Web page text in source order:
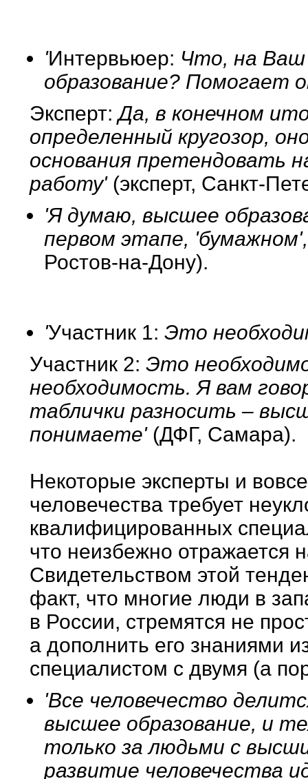
'Интервьюер: Что, на Ваш
образование? Помогает
Эксперт: Да, в конечном
определенный кругозор,
основания претендовать
работу' (эксперт, Санкт-
'Я думаю, высшее
первом этапе,
Ростов-на-Дону).
'Участник 1: Это
Участник 2: Это
необходимость. Я вам
таблички разносить –
понимаете' (ДФГ, Самара).
Некоторые эксперты и
человечества требует
квалифицированных
что неизбежно отражается
Свидетельством этой
факт, что многие люди в
в России, стремятся не
а дополнить его знаниями
специалистом с двумя (а
'Все человечество
высшее образование, и
только за людьми с
развитие человечества